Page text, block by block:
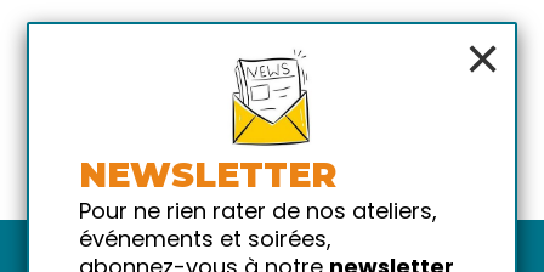
×
NEWSLETTER
Pour ne rien rater de nos ateliers,
événements et soirées,